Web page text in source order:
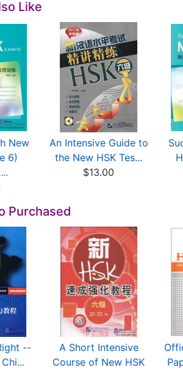
Like
New
6)
An Intensive Guide to
the New HSK Tes...
$13.00
Purchased
--
A Short Intensive
Course of New HSK